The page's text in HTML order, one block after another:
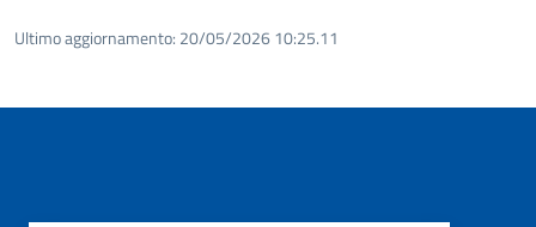
Ultimo aggiornamento: 20/05/2026 10:25.11